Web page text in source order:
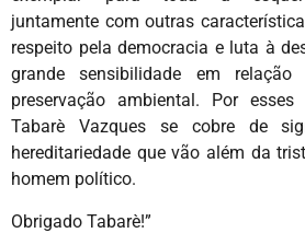
juntamente com outras
respeito pela democracia e luta à
grande sensibilidade em
preservação ambiental. Por
Tabarè Vazques se cobre de
hereditariedade que vão além da
homem político.
Obrigado Tabarè!”